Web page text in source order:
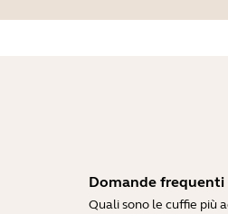
Domande frequenti
Quali sono le cuffie più